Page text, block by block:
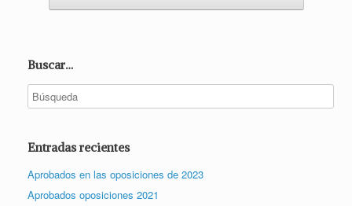
Buscar…
Entradas recientes
Aprobados en las oposiciones de 2023
Aprobados oposiciones 2021